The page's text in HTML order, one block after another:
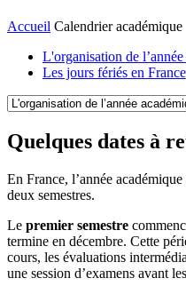
Accueil Calendrier académique
L'organisation de
Les jours fériés en France
Quelques dates à
En France, l’année
deux semestres.
Le premier semestre
termine en décembre. Cette
cours, les évaluations
une session d’examens avant